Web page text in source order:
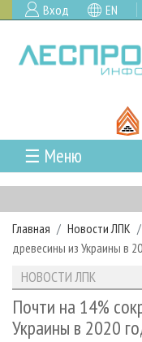
Вход EN
☰ Меню
ГЛАВНАЯ
РУБРИКИ И ТЕМЫ
РУБРИКИ ЖУРНАЛА
ЛЕСОЗАГОТОВКА
ЛЕСОПИЛЕНИЕ
НОВОСТИ
НОВОСТИ ЛПК
НОВОСТИ ЖУРНАЛА
ПРОЕКТЫ ЛПИ
АНАЛИТИКА
ПРЕДПРИЯТИЯ ЛПК
АРХИВ ЖУРНАЛОВ
О ЖУРНАЛЕ
Главная Новости ЛПК
древесины из Украины в
НОВОСТИ ЛПК
Почти на 14%
Украины в 2020